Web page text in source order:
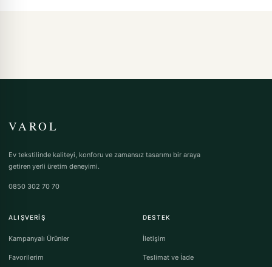
VAROL
Ev tekstilinde kaliteyi, konforu ve zamansız tasarımı bir araya
getiren yerli üretim deneyimi.
0850 302 70 70
ALIŞVERIŞ
Kampanyalı Ürünler
Favorilerim
DESTEK
İletişim
Teslimat ve İade